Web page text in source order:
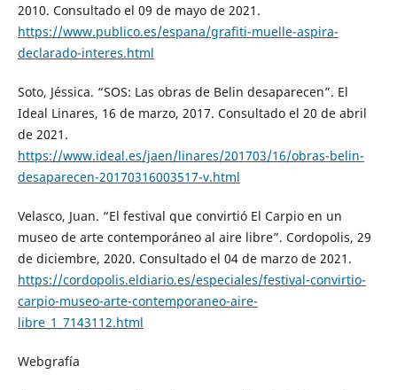
2010. Consultado el 09 de mayo de 2021.
https://www.publico.es/espana/grafiti-muelle-aspira-
declarado-interes.html
Soto, Jéssica. “SOS: Las obras de Belin desaparecen”. El
Ideal Linares, 16 de marzo, 2017. Consultado el 20 de abril
de 2021.
https://www.ideal.es/jaen/linares/201703/16/obras-belin-
desaparecen-20170316003517-v.html
Velasco, Juan. “El festival que convirtió El Carpio en un
museo de arte contemporáneo al aire libre”. Cordopolis, 29
de diciembre, 2020. Consultado el 04 de marzo de 2021.
https://cordopolis.eldiario.es/especiales/festival-convirtio-
carpio-museo-arte-contemporaneo-aire-
libre_1_7143112.html
Webgrafía